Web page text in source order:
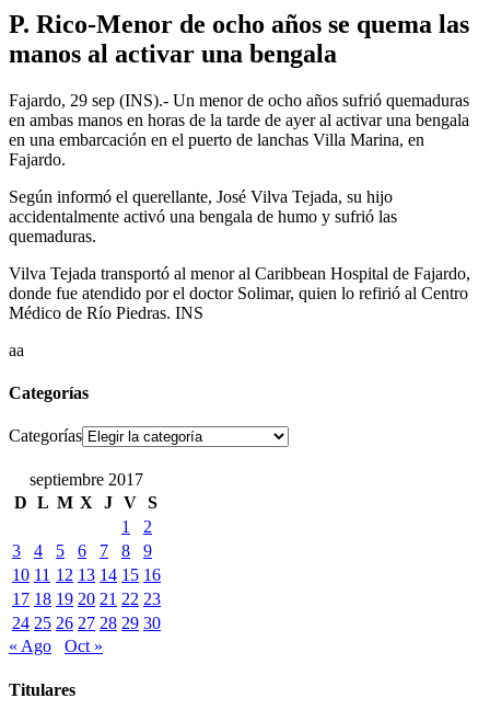
P. Rico-Menor de ocho años se quema las
manos al activar una bengala
Fajardo, 29 sep (INS).- Un menor de ocho años sufrió quemaduras
en ambas manos en horas de la tarde de ayer al activar una bengala
en una embarcación en el puerto de lanchas Villa Marina, en
Fajardo.
Según informó el querellante, José Vilva Tejada, su hijo
accidentalmente activó una bengala de humo y sufrió las
quemaduras.
Vilva Tejada transportó al menor al Caribbean Hospital de Fajardo,
donde fue atendido por el doctor Solimar, quien lo refirió al Centro
Médico de Río Piedras. INS
aa
Categorías
Categorías
septiembre 2017
D L M X J V S
1
2
3
4 5 6 7 8
9
10 11 12 13 14 15 16
17 18 19 20 21 22 23
24 25 26 27 28 29 30
« Ago
Oct »
Titulares